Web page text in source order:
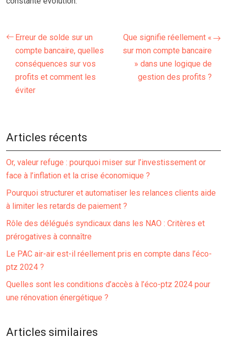
Erreur de solde sur un
compte bancaire, quelles
conséquences sur vos
profits et comment les
éviter
Que signifie réellement «
sur mon compte bancaire
» dans une logique de
gestion des profits ?
Articles récents
Or, valeur refuge : pourquoi miser sur l’investissement or
face à l’inflation et la crise économique ?
Pourquoi structurer et automatiser les relances clients aide
à limiter les retards de paiement ?
Rôle des délégués syndicaux dans les NAO : Critères et
prérogatives à connaître
Le PAC air-air est-il réellement pris en compte dans l’éco-
ptz 2024 ?
Quelles sont les conditions d’accès à l’éco-ptz 2024 pour
une rénovation énergétique ?
Articles similaires